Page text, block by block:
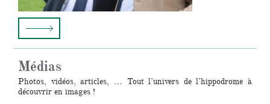
Médias
Photos, vidéos, articles, … Tout l’univers de l’hippodrome à
découvrir en images !